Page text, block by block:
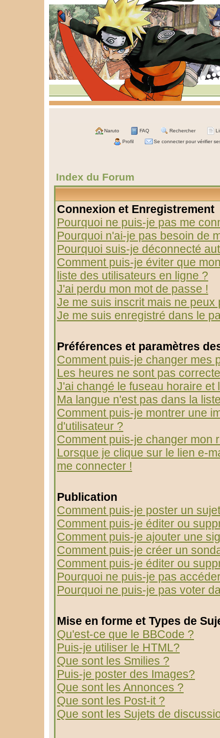
Naruto FAQ Rechercher
Profil Se connecter pour vérifier
Index du Forum
Connexion et Enregistrement
Pourquoi ne puis-je pas me
Pourquoi n'ai-je pas besoin de
Pourquoi suis-je déconnecté
Comment puis-je éviter que
liste des utilisateurs en ligne ?
J'ai perdu mon mot de passe !
Je me suis inscrit mais ne peux
Je me suis enregistré dans le
Préférences et paramètres
Comment puis-je changer mes
Les heures ne sont pas
J'ai changé le fuseau horaire
Ma langue n'est pas dans la
Comment puis-je montrer une
d'utilisateur ?
Comment puis-je changer mon
Lorsque je clique sur le lien e-
me connecter !
Publication
Comment puis-je poster un
Comment puis-je éditer ou
Comment puis-je ajouter une
Comment puis-je créer un
Comment puis-je éditer ou
Pourquoi ne puis-je pas
Pourquoi ne puis-je pas voter
Mise en forme et Types de
Qu'est-ce que le BBCode ?
Puis-je utiliser le HTML?
Que sont les Smilies ?
Puis-je poster des Images?
Que sont les Annonces ?
Que sont les Post-it ?
Que sont les Sujets de